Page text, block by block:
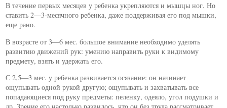
В течение первых месяцев у ребенка укрепляются и мышцы ног. Но
ставить 2—3-месячного ребенка, даже поддерживая его под мышки,
еще рано.
В возрасте от 3—6 мес. большое внимание необходимо уделять
развитию движений рук: умению направить руки к видимому
предмету, взять и удержать его.
С 2,5—3 мес. у ребенка развивается осязание: он начинает
ощупывать одной рукой другую; ощупывать и захватывать все
попадающиеся под руку предметы: пеленку, одеяло, угол подушки и